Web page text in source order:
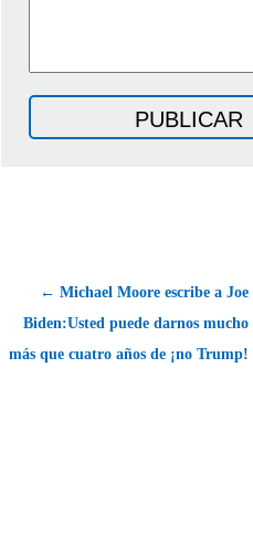
← Michael Moore escribe a Joe
Biden:Usted puede darnos mucho
más que cuatro años de ¡no Trump!